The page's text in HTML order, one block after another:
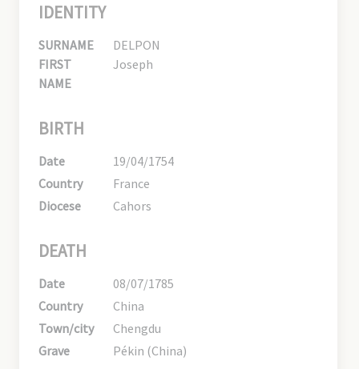
IDENTITY
SURNAME
DELPON
FIRST
NAME
Joseph
BIRTH
Date
19/04/1754
Country
France
Diocese
Cahors
DEATH
Date
08/07/1785
Country
China
Town/city
Chengdu
Grave
Pékin (China)